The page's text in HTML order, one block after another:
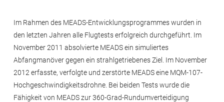
Im Rahmen des MEADS-Entwicklungsprogrammes wurden in
den letzten Jahren alle Flugtests erfolgreich durchgeführt. Im
November 2011 absolvierte MEADS ein simuliertes
Abfangmanöver gegen ein strahlgetriebenes Ziel. Im November
2012 erfasste, verfolgte und zerstörte MEADS eine MQM-107-
Hochgeschwindigkeitsdrohne. Bei beiden Tests wurde die
Fähigkeit von MEADS zur 360-Grad-Rundumverteidigung